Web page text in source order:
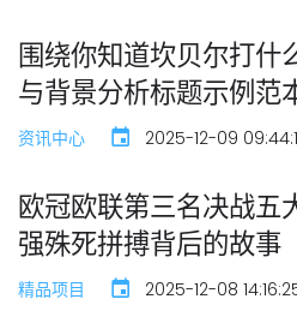
围绕你知道坎贝尔打什
与背景分析标题示例范
资讯中心 2025-12-09
欧冠欧联第三名决战五
强殊死拼搏背后的故事
精品项目 2025-12-08